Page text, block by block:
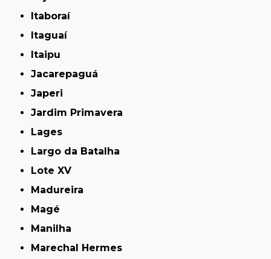
Itaboraí
Itaguaí
Itaipu
Jacarepaguá
Japeri
Jardim Primavera
Lages
Largo da Batalha
Lote XV
Madureira
Magé
Manilha
Marechal Hermes